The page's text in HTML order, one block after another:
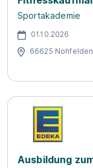
Sportakademie
01.10.2026
66625 Nohfelden
Ausbildung